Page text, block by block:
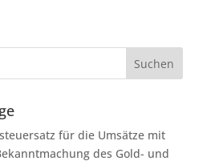
für die Umsätze mit
des Gold- und